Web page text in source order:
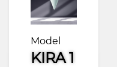
Model
KIRA 1